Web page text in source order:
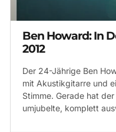
Ben Howard: In
2012
Der 24-Jährige Ben
mit Akustikgitarre und
Stimme. Gerade hat
umjubelte, komplett